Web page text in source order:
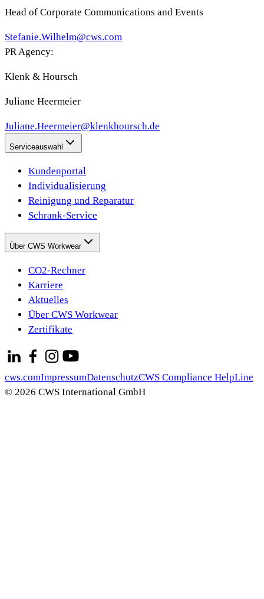
Head of Corporate Communications and Events
Stefanie.Wilhelm@cws.com
PR Agency:
Klenk & Hoursch
Juliane Heermeier
Juliane.Heermeier@klenkhoursch.de
Serviceauswahl
Kundenportal
Individualisierung
Reinigung und Reparatur
Schrank-Service
Über CWS Workwear
CO2-Rechner
Karriere
Aktuelles
Über CWS Workwear
Zertifikate
cws.comImpressumDatenschutzCWS Compliance HelpLine
© 2026 CWS International GmbH